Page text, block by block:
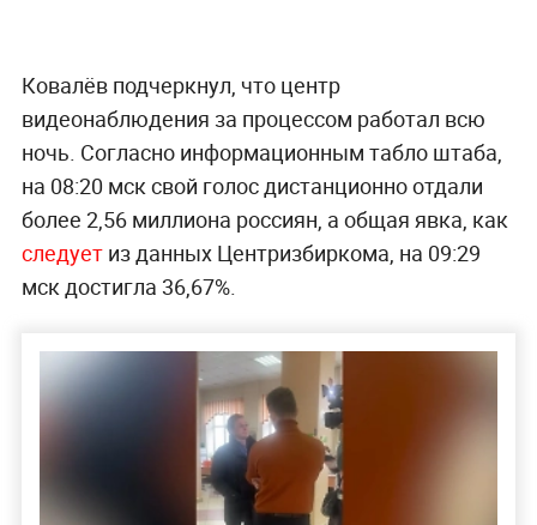
Ковалёв подчеркнул, что центр
видеонаблюдения за процессом работал всю
ночь. Согласно информационным табло штаба,
на 08:20 мск свой голос дистанционно отдали
более 2,56 миллиона россиян, а общая явка, как
следуетиз данных Центризбиркома, на 09:29
мск достигла 36,67%.